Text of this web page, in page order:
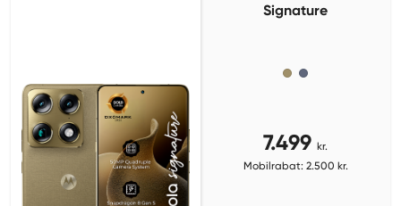
Signature
7.499 kr.
Mobilrabat: 2.500 kr.